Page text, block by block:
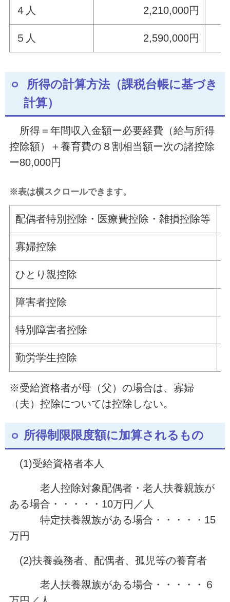
４人 2,210,000円
５人 2,590,000円
所得の計算方法（課税台帳に基づき
計算）
所得＝年間収入金額ー必要経費（給与所得
控除額）＋養育費の８割相当額ー次の諸控除
ー80,000円
※表は横スクロールできます。
配偶者特別控除・医療費控除・雑損控除等
寡婦控除
ひとり親控除
障害者控除
特別障害者控除
勤労学生控除
※受給資格者が母（父）の場合は、寡婦
（夫）控除については控除しない。
所得制限限度額に加算されるもの
(1)受給資格者本人
老人控除対象配偶者・老人扶養親族が
ある場合・・・・・10万円／人
特定扶養親族がある場合・・・・・15
万円
(2)扶養義務者、配偶者、孤児等の養育者
老人扶養親族がある場合・・・・・６